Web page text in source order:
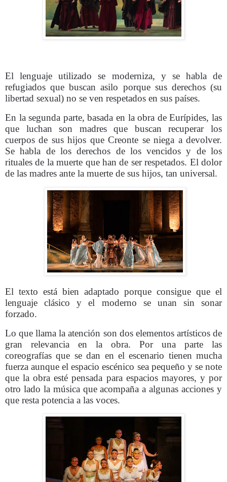
El lenguaje utilizado se moderniza, y se habla de
refugiados que buscan asilo porque sus derechos (su
libertad sexual) no se ven respetados en sus países.
En la segunda parte, basada en la obra de Eurípides, las
que luchan son madres que buscan recuperar los
cuerpos de sus hijos que Creonte se niega a devolver.
Se habla de los derechos de los vencidos y de los
rituales de la muerte que han de ser respetados. El dolor
de las madres ante la muerte de sus hijos, tan universal.
El texto está bien adaptado porque consigue que el
lenguaje clásico y el moderno se unan sin sonar
forzado.
Lo que llama la atención son dos elementos artísticos de
gran relevancia en la obra. Por una parte las
coreografías que se dan en el escenario tienen mucha
fuerza aunque el espacio escénico sea pequeño y se note
que la obra esté pensada para espacios mayores, y por
otro lado la música que acompaña a algunas acciones y
que resta potencia a las voces.